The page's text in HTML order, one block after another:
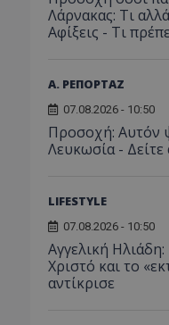
Λάρνακας: Τι
Αφίξεις - Τι
Α. ΡΕΠΟΡΤΑΖ
07.08.2026 - 10:50
Προσοχή: Αυτόν
Λευκωσία -
LIFESTYLE
07.08.2026 - 10:50
Αγγελική
Χριστό και το
αντίκρισε